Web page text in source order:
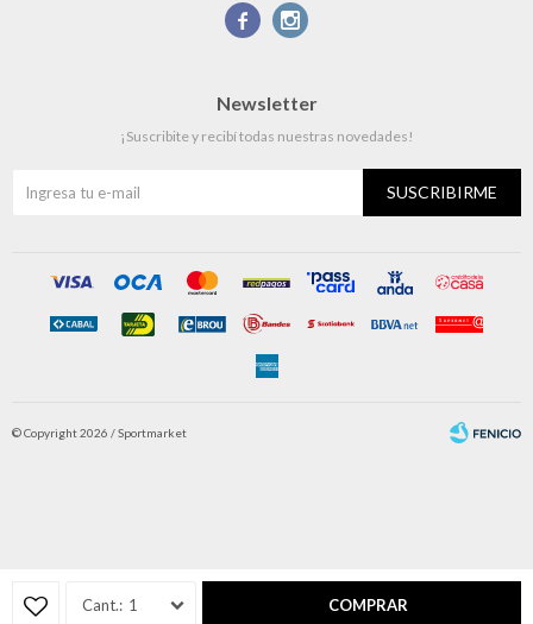
1 COMPRAR
 
Newsletter
¡Suscribite y recibí todas nuestras novedades!
SUSCRIBIRME
© Copyright 2026 / Sportmarket